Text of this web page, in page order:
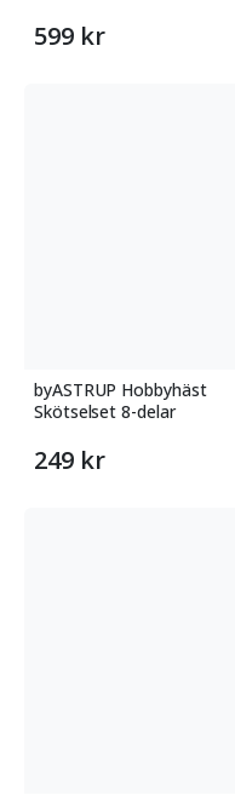
599 kr
byASTRUP Hobbyhäst
Skötselset 8-delar
249 kr